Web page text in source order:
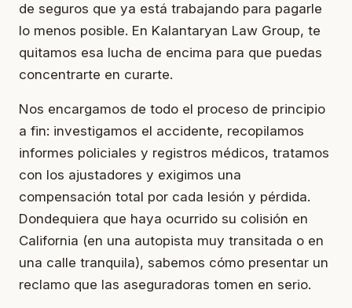
de seguros que ya está trabajando para pagarle
lo menos posible. En Kalantaryan Law Group, te
quitamos esa lucha de encima para que puedas
concentrarte en curarte.
Nos encargamos de todo el proceso de principio
a fin: investigamos el accidente, recopilamos
informes policiales y registros médicos, tratamos
con los ajustadores y exigimos una
compensación total por cada lesión y pérdida.
Dondequiera que haya ocurrido su colisión en
California (en una autopista muy transitada o en
una calle tranquila), sabemos cómo presentar un
reclamo que las aseguradoras tomen en serio.